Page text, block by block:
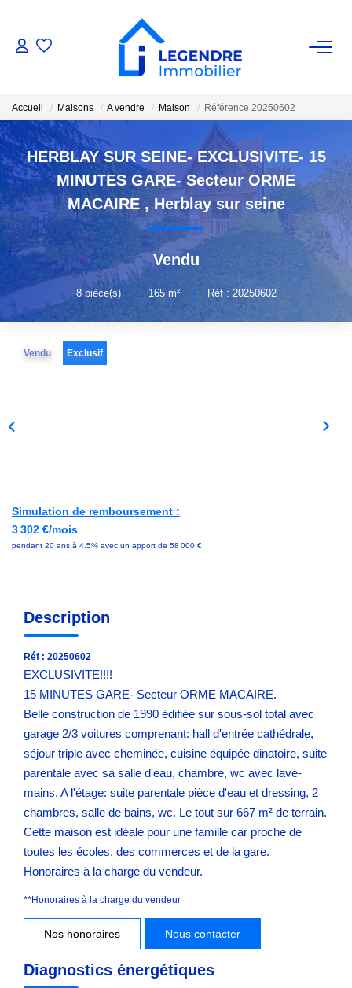
VENTE
Nos Biens Vendus
ESTIMATION
NOS AGENCES
Qui Sommes-Nous ?
Notre Équipe
CONTACT
Accueil Maisons A vendre Maison Référence 20250602
HERBLAY SUR SEINE- EXCLUSIVITE- 15
MINUTES GARE- Secteur ORME
MACAIRE, Herblay sur seine
Vendu
8pièce(s) • 165m² • Réf : 20250602
Vendu Exclusif
Simulation de remboursement :
3 302 €/mois
pendant 20 ans à 4.5% avec un apport de 58 000 €
Description
Réf : 20250602
EXCLUSIVITE!!!!
15 MINUTES GARE- Secteur ORME MACAIRE.
Belle construction de 1990 édifiée sur sous-sol total avec
garage 2/3 voitures comprenant: hall d'entrée cathédrale,
séjour triple avec cheminée, cuisine équipée dinatoire, suite
parentale avec sa salle d'eau, chambre, wc avec lave-
mains. A l'étage: suite parentale pièce d'eau et dressing, 2
chambres, salle de bains, wc. Le tout sur 667 m² de terrain.
Cette maison est idéale pour une famille car proche de
toutes les écoles, des commerces et de la gare.
Honoraires à la charge du vendeur.
**Honoraires à la charge du vendeur
Nos honoraires Nous contacter
Diagnostics énergétiques